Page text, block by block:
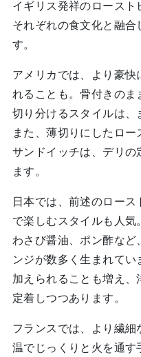
イギリス発祥のロース
それぞれの食文化と融合
す。
アメリカでは、より豪
れることも。骨付きの
切り分けるスタイルは、
また、薄切りにしたロ
サンドイッチは、デリ
ます。
日本では、前述のロー
で楽しむスタイルも人気
わさび醤油、ポン酢な
ンジが数多く生まれて
加えられることも増え
定着しつつあります。
フランスでは、より繊
温でじっくりと火を通す